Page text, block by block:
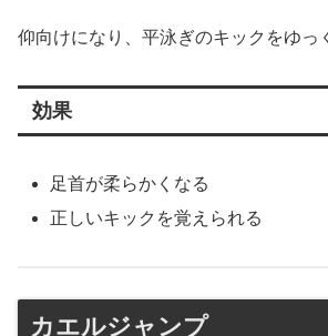
仰向けになり、平泳ぎのキックをゆっ
効果
足首が柔らかくなる
正しいキックを覚えられる
カエルジャンプ